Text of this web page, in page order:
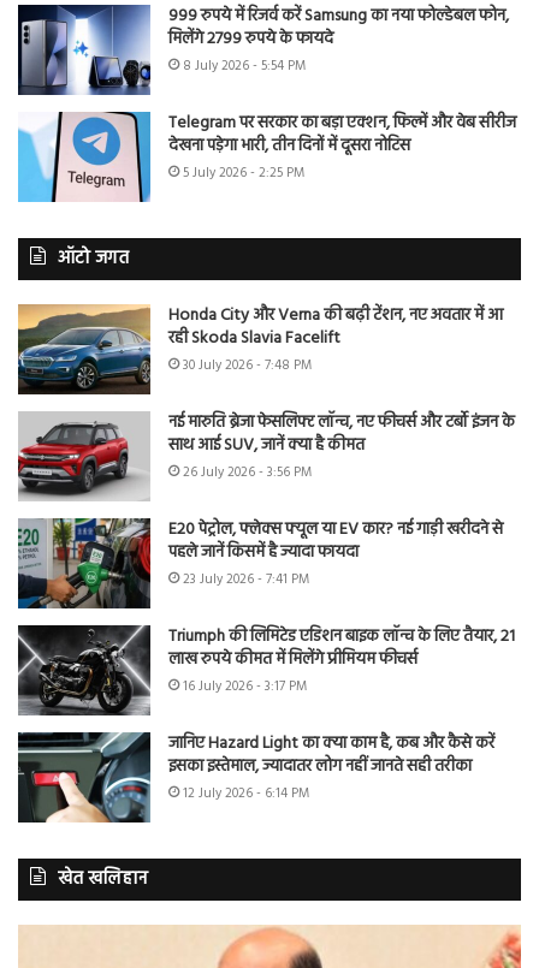
999 रुपये में रिजर्व करें Samsung का नया फोल्डेबल फोन,
मिलेंगे 2799 रुपये के फायदे
8 July 2026 - 5:54 PM
Telegram पर सरकार का बड़ा एक्शन, फिल्में और वेब सीरीज
देखना पड़ेगा भारी, तीन दिनों में दूसरा नोटिस
5 July 2026 - 2:25 PM
ऑटो जगत
Honda City और Verna की बढ़ी टेंशन, नए अवतार में आ
रही Skoda Slavia Facelift
30 July 2026 - 7:48 PM
नई मारुति ब्रेजा फेसलिफ्ट लॉन्च, नए फीचर्स और टर्बो इंजन के
साथ आई SUV, जानें क्या है कीमत
26 July 2026 - 3:56 PM
E20 पेट्रोल, फ्लेक्स फ्यूल या EV कार? नई गाड़ी खरीदने से
पहले जानें किसमें है ज्यादा फायदा
23 July 2026 - 7:41 PM
Triumph की लिमिटेड एडिशन बाइक लॉन्च के लिए तैयार, 21
लाख रुपये कीमत में मिलेंगे प्रीमियम फीचर्स
16 July 2026 - 3:17 PM
जानिए Hazard Light का क्या काम है, कब और कैसे करें
इसका इस्तेमाल, ज्यादातर लोग नहीं जानते सही तरीका
12 July 2026 - 6:14 PM
खेत खलिहान